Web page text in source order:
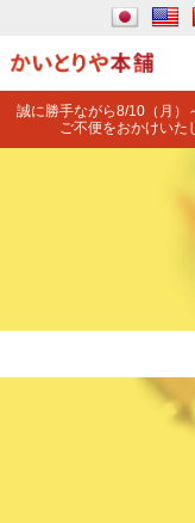
誠に勝手ながら8/10（月）
ご不便をおかけいた